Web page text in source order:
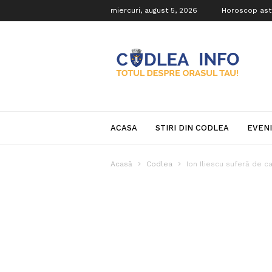
miercuri, august 5, 2026 Horoscop
Info
ACASA STIRI DIN CODLEA
Acasă Codlea Ion Iliescu suferă de